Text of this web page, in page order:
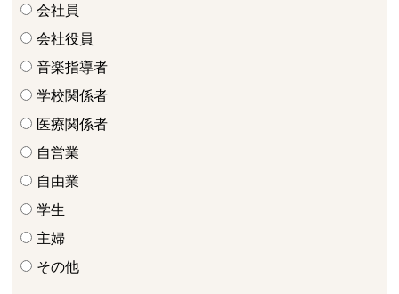
会社員
会社役員
音楽指導者
学校関係者
医療関係者
自営業
自由業
学生
主婦
その他